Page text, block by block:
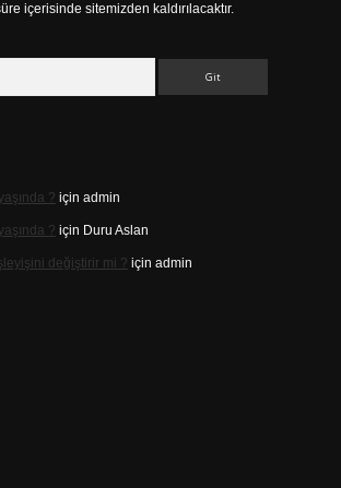
içerisinde sitemizden kaldırılacaktır.
? için admin
? için Duru Aslan
değiştirir mi ? için admin